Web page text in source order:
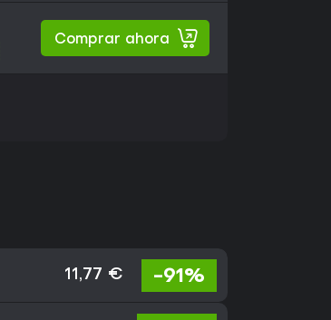
Comprar ahora
11,77 € -91%